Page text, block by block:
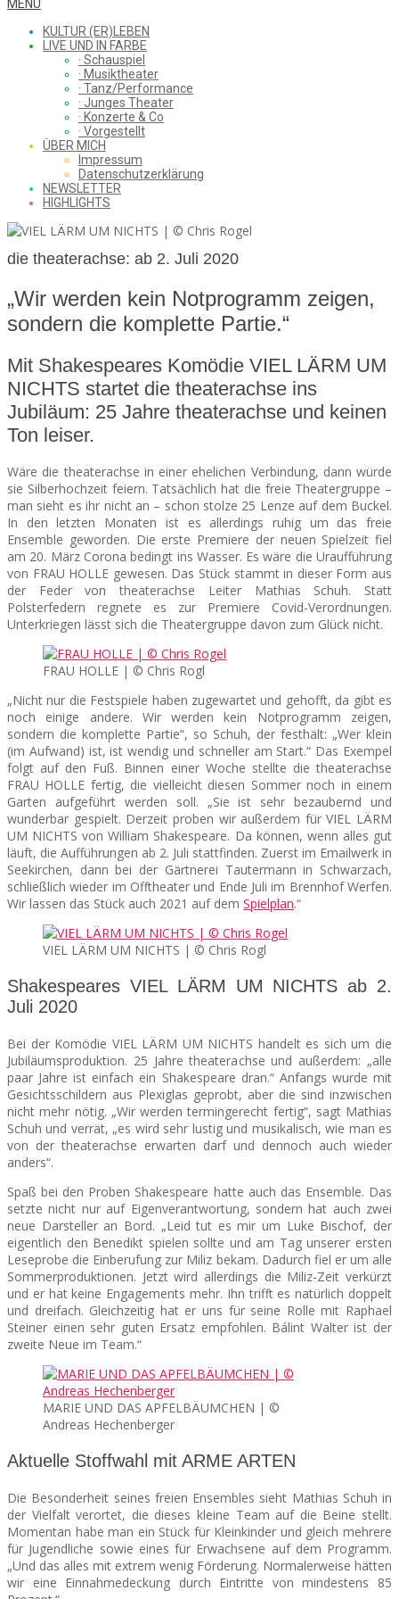
WHAT
SAW
FROM
THE
CHEAP
SEATS
Menu
MENU
KULTUR (ER)LEBEN
LIVE UND IN FARBE
· Schauspiel
· Musiktheater
· Tanz/Performance
· Junges Theater
· Konzerte & Co
· Vorgestellt
ÜBER MICH
Impressum
Datenschutzerklärung
NEWSLETTER
HIGHLIGHTS
die theaterachse: ab 2. Juli 2020
„Wir werden kein Notprogramm zeigen,
sondern die komplette Partie.“
Mit Shakespeares Komödie VIEL LÄRM UM
NICHTS startet die theaterachse ins
Jubiläum: 25 Jahre theaterachse und keinen
Ton leiser.
Wäre die theaterachse in einer ehelichen Verbindung, dann würde
sie Silberhochzeit feiern. Tatsächlich hat die freie Theatergruppe –
man sieht es ihr nicht an – schon stolze 25 Lenze auf dem Buckel.
In den letzten Monaten ist es allerdings ruhig um das freie
Ensemble geworden. Die erste Premiere der neuen Spielzeit fiel
am 20. März Corona bedingt ins Wasser. Es wäre die Uraufführung
von FRAU HOLLE gewesen. Das Stück stammt in dieser Form aus
der Feder von theaterachse Leiter Mathias Schuh. Statt
Polsterfedern regnete es zur Premiere Covid-Verordnungen.
Unterkriegen lässt sich die Theatergruppe davon zum Glück nicht.
FRAU HOLLE | © Chris Rogl
„Nicht nur die Festspiele haben zugewartet und gehofft, da gibt es
noch einige andere. Wir werden kein Notprogramm zeigen,
sondern die komplette Partie“, so Schuh, der festhält: „Wer klein
(im Aufwand) ist, ist wendig und schneller am Start.“ Das Exempel
folgt auf den Fuß. Binnen einer Woche stellte die theaterachse
FRAU HOLLE fertig, die vielleicht diesen Sommer noch in einem
Garten aufgeführt werden soll. „Sie ist sehr bezaubernd und
wunderbar gespielt. Derzeit proben wir außerdem für VIEL LÄRM
UM NICHTS von William Shakespeare. Da können, wenn alles gut
läuft, die Aufführungen ab 2. Juli stattfinden. Zuerst im Emailwerk in
Seekirchen, dann bei der Gärtnerei Tautermann in Schwarzach,
schließlich wieder im Offtheater und Ende Juli im Brennhof Werfen.
Wir lassen das Stück auch 2021 auf dem Spielplan.“
VIEL LÄRM UM NICHTS | © Chris Rogl
Shakespeares VIEL LÄRM UM NICHTS ab 2.
Juli 2020
Bei der Komödie VIEL LÄRM UM NICHTS handelt es sich um die
Jubiläumsproduktion. 25 Jahre theaterachse und außerdem: „alle
paar Jahre ist einfach ein Shakespeare dran.“ Anfangs wurde mit
Gesichtsschildern aus Plexiglas geprobt, aber die sind inzwischen
nicht mehr nötig. „Wir werden termingerecht fertig“, sagt Mathias
Schuh und verrät, „es wird sehr lustig und musikalisch, wie man es
von der theaterachse erwarten darf und dennoch auch wieder
anders“.
Spaß bei den Proben Shakespeare hatte auch das Ensemble. Das
setzte nicht nur auf Eigenverantwortung, sondern hat auch zwei
neue Darsteller an Bord. „Leid tut es mir um Luke Bischof, der
eigentlich den Benedikt spielen sollte und am Tag unserer ersten
Leseprobe die Einberufung zur Miliz bekam. Dadurch fiel er um alle
Sommerproduktionen. Jetzt wird allerdings die Miliz-Zeit verkürzt
und er hat keine Engagements mehr. Ihn trifft es natürlich doppelt
und dreifach. Gleichzeitig hat er uns für seine Rolle mit Raphael
Steiner einen sehr guten Ersatz empfohlen. Bálint Walter ist der
zweite Neue im Team.“
MARIE UND DAS APFELBÄUMCHEN | ©
Andreas Hechenberger
Aktuelle Stoffwahl mit ARME ARTEN
Die Besonderheit seines freien Ensembles sieht Mathias Schuh in
der Vielfalt verortet, die dieses kleine Team auf die Beine stellt.
Momentan habe man ein Stück für Kleinkinder und gleich mehrere
für Jugendliche sowie eines für Erwachsene auf dem Programm.
„Und das alles mit extrem wenig Förderung. Normalerweise hätten
wir eine Einnahmedeckung durch Eintritte von mindestens 85